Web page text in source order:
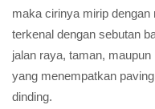
maka cirinya mirip
terkenal dengan sebutan
jalan raya, taman,
yang menempatkan
dinding.